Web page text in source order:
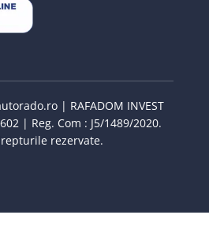
| RAFADOM INVEST
| Reg. Com : J5/1489/2020.
rezervate.